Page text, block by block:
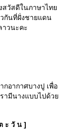
สวัสดีในภาษาไท
กันที่ฝั่งชายแดน
าวนะคะ
กอากาศบางปู เพื่อ
รามีนางแบบไปด้ว
ะ วั น ]